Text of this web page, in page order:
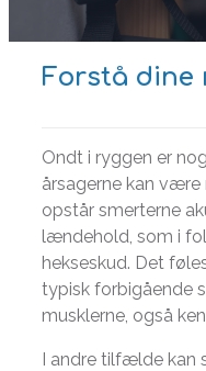
Forstå dine
Ondt i ryggen er
årsagerne kan
opstår smerterne
lændehold, som i
hekseskud. Det
typisk forbigående
musklerne, også
I andre tilfælde kan